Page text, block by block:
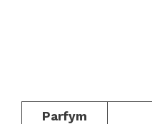
Parfym